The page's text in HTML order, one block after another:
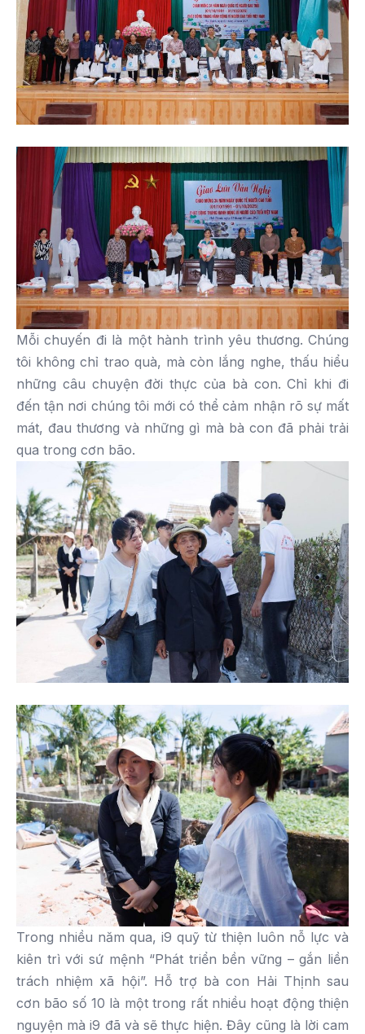
Mỗi chuyến đi là một hành trình yêu thương. Chúng
tôi không chỉ trao quà, mà còn lắng nghe, thấu hiểu
những câu chuyện đời thực của bà con. Chỉ khi đi
đến tận nơi chúng tôi mới có thể cảm nhận rõ sự mất
mát, đau thương và những gì mà bà con đã phải trải
qua trong cơn bão.
Trong nhiều năm qua, i9 quỹ từ thiện luôn nỗ lực và
kiên trì với sứ mệnh “Phát triển bền vững – gắn liền
trách nhiệm xã hội”. Hỗ trợ bà con Hải Thịnh sau
cơn bão số 10 là một trong rất nhiều hoạt động thiện
nguyện mà i9 đã và sẽ thực hiện. Đây cũng là lời cam